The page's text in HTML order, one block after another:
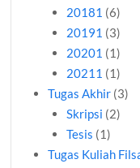
20181 (6)
20191 (3)
20201 (1)
20211 (1)
Tugas Akhir (3)
Skripsi (2)
Tesis (1)
Tugas Kuliah